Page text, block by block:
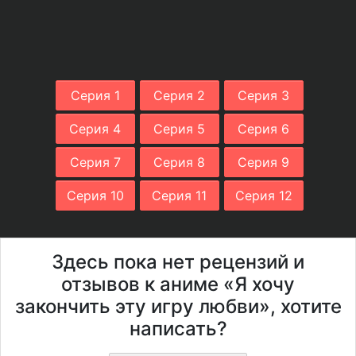
Серия 1 Серия 2 Серия 3
Серия 4 Серия 5 Серия 6
Серия 7 Серия 8 Серия 9
Серия 10 Серия 11 Серия 12
Здесь пока нет рецензий и
отзывов к аниме «Я хочу
закончить эту игру любви», хотите
написать?